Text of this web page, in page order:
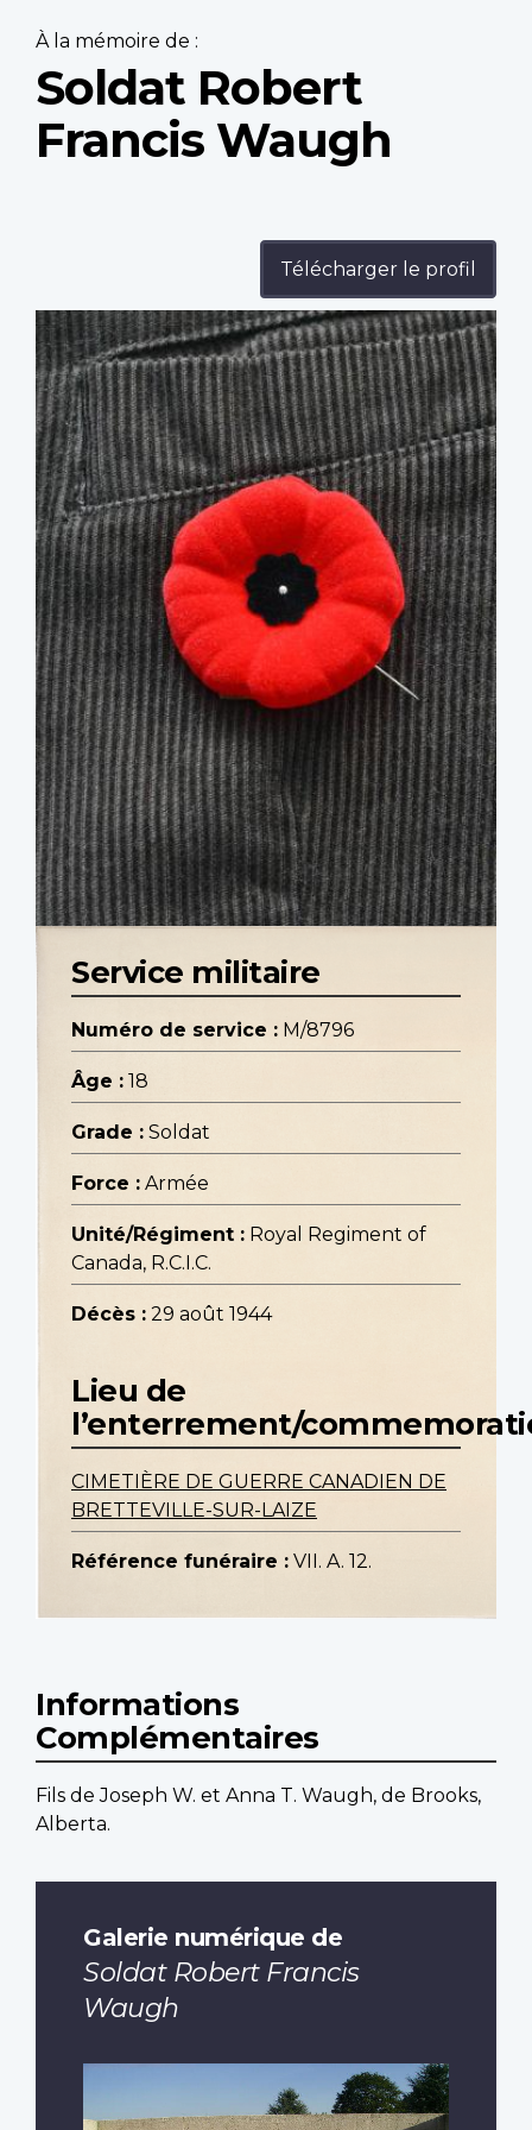
À la mémoire de :
Soldat Robert
Francis Waugh
Télécharger le profil
Profile
image
Service militaire
Numéro de service : M/8796
Âge : 18
Grade : Soldat
Force : Armée
Unité/Régiment : Royal Regiment of
Canada, R.C.I.C.
Décès : 29 août 1944
Lieu de
l’enterrement/
CIMETIÈRE DE GUERRE CANADIEN DE
BRETTEVILLE-SUR-LAIZE
Référence funéraire : VII. A. 12.
Informations
Complémentaires
Fils de Joseph W. et Anna T. Waugh, de Brooks,
Alberta.
Galerie numérique de
Soldat Robert Francis
Waugh